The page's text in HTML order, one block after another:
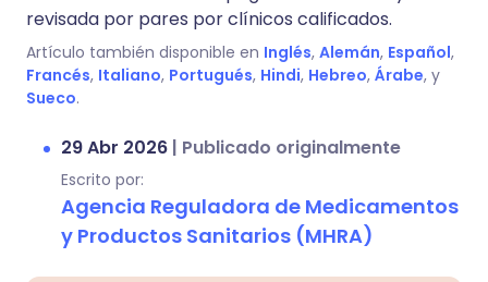
revisada por pares por clínicos calificados.
Artículo también disponible en Inglés, Alemán, Español,
Francés, Italiano, Portugués, Hindi, Hebreo, Árabe, y
Sueco.
29 Abr 2026 | Publicado originalmente
Escrito por:
Agencia Reguladora de Medicamentos
y Productos Sanitarios (MHRA)